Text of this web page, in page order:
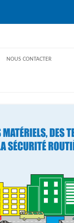
NOUS CONTACTER